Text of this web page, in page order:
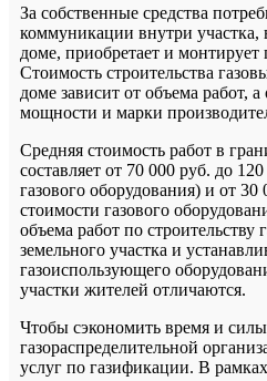
За собственные средства
коммуникации внутри участка,
доме, приобретает и монтирует
Стоимость строительства
доме зависит от объема работ,
мощности и марки
Средняя стоимость работ в
составляет от 70 000 руб. до
газового оборудования) и от
стоимости газового
объема работ по строительству
земельного участка и
газоиспользующего
участки жителей отличаются.
Чтобы сэкономить время и
газораспределительной
услуг по газификации. В